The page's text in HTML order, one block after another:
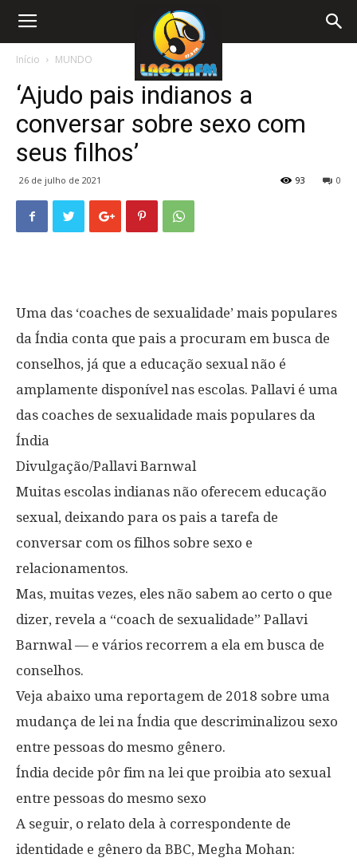
Início MUNDO
‘Ajudo pais indianos a
conversar sobre sexo com
seus filhos’
26 de julho de 2021 0
93
Uma das ‘coaches de sexualidade’ mais populares
da Índia conta que pais a procuram em busca de
conselhos, já que a educação sexual não é
amplamente disponível nas escolas. Pallavi é uma
das coaches de sexualidade mais populares da
Índia
Divulgação/Pallavi Barnwal
Muitas escolas indianas não oferecem educação
sexual, deixando para os pais a tarefa de
conversar com os filhos sobre sexo e
relacionamentos.
Mas, muitas vezes, eles não sabem ao certo o que
dizer, revela a “coach de sexualidade” Pallavi
Barnwal — e vários recorrem a ela em busca de
conselhos.
Veja abaixo uma reportagem de 2018 sobre uma
mudança de lei na Índia que descriminalizou sexo
entre pessoas do mesmo gênero.
Índia decide pôr fim na lei que proibia ato sexual
entre pessoas do mesmo sexo
A seguir, o relato dela à correspondente de
identidade e gênero da BBC, Megha Mohan: